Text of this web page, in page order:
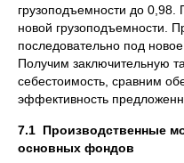
грузоподъемности до 0,98.
новой грузоподъемности.
последовательно под
Получим заключительную
себестоимость, сравним
эффективность
7.1 Производственные
основных фондов